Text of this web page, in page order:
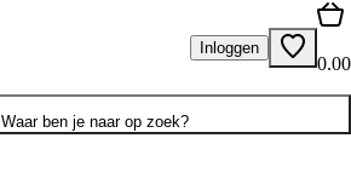
Inloggen
0.00
Waar ben je naar op zoek?